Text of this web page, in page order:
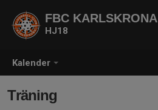
Kalender
FBC KARLSKRONA
HJ18
Träning